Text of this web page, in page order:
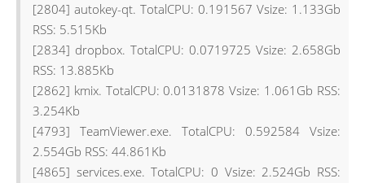
[2804] autokey-qt. TotalCPU: 0.191567 Vsize: 1.133Gb
RSS: 5.515Kb
[2834] dropbox. TotalCPU: 0.0719725 Vsize: 2.658Gb
RSS: 13.885Kb
[2862] kmix. TotalCPU: 0.0131878 Vsize: 1.061Gb RSS:
3.254Kb
[4793] TeamViewer.exe. TotalCPU: 0.592584 Vsize:
2.554Gb RSS: 44.861Kb
[4865] services.exe. TotalCPU: 0 Vsize: 2.524Gb RSS: